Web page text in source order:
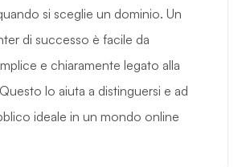
si sceglie un dominio. Un
di successo è facile da
e chiaramente legato alla
lo aiuta a distinguersi e ad
ideale in un mondo online